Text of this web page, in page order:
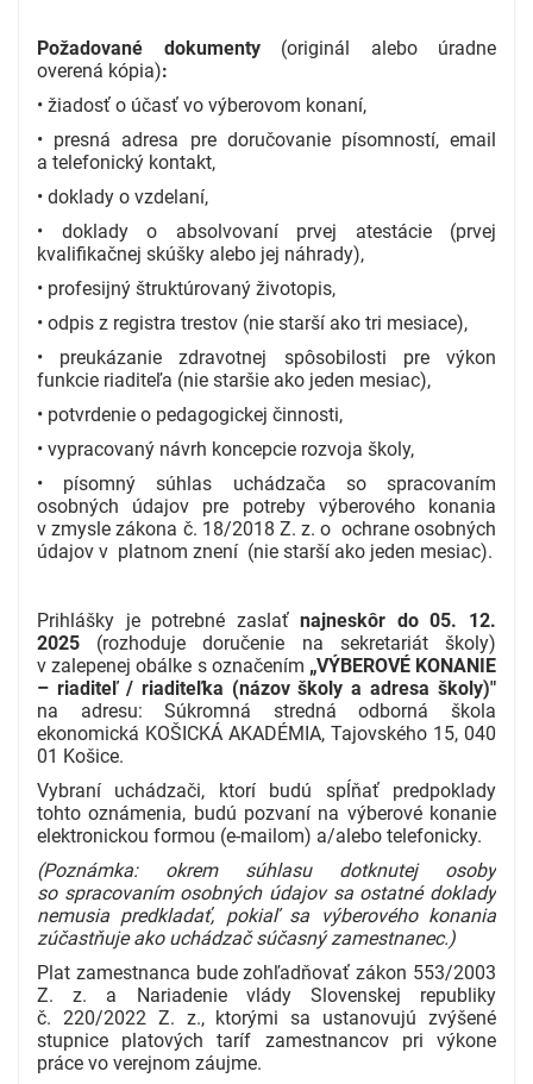
Požadované dokumenty(originál alebo úradne
overená kópia):
• žiadosť o účasť vo výberovom konaní,
• presná adresa pre doručovanie písomností, email
a telefonický kontakt,
• doklady o vzdelaní,
• doklady o absolvovaní prvej atestácie (prvej
kvalifikačnej skúšky alebo jej náhrady),
• profesijný štruktúrovaný životopis,
• odpis z registra trestov (nie starší ako tri mesiace),
• preukázanie zdravotnej spôsobilosti pre výkon
funkcie riaditeľa (nie staršie ako jeden mesiac),
• potvrdenie o pedagogickej činnosti,
• vypracovaný návrh koncepcie rozvoja školy,
• písomný súhlas uchádzača so spracovaním
osobných údajov pre potreby výberového konania
v zmysle zákona č. 18/2018 Z. z. o ochrane osobných
údajov v platnom znení (nie starší ako jeden mesiac).
Prihlášky je potrebné zaslaťnajneskôr do 05. 12.
2025 (rozhoduje doručenie na sekretariát školy)
v zalepenej obálke s označením „VÝBEROVÉ KONANIE
– riaditeľ / riaditeľka (názov školy a adresa školy)"
na adresu: Súkromná stredná odborná škola
ekonomická KOŠICKÁ AKADÉMIA, Tajovského 15, 040
01 Košice.
Vybraní uchádzači, ktorí budú spĺňať predpoklady
tohto oznámenia, budú pozvaní na výberové konanie
elektronickou formou (e-mailom) a/alebo telefonicky.
(Poznámka: okrem súhlasu dotknutej osoby
so spracovaním osobných údajov sa ostatné doklady
nemusia predkladať, pokiaľ sa výberového konania
zúčastňuje ako uchádzač súčasný zamestnanec.)
Plat zamestnanca bude zohľadňovať zákon 553/2003
Z. z. a Nariadenie vlády Slovenskej republiky
č. 220/2022 Z. z., ktorými sa ustanovujú zvýšené
stupnice platových taríf zamestnancov pri výkone
práce vo verejnom záujme.